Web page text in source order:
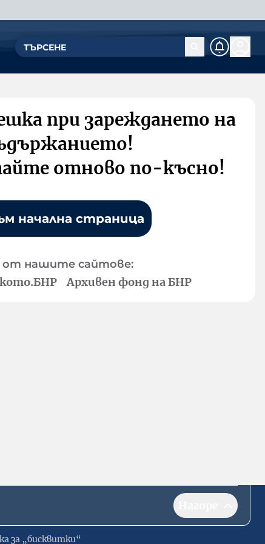
при зареждането на
отново по-късно!
начална страница
от нашите сайтове:
Архивен фонд на БНР
за „бисквитки“